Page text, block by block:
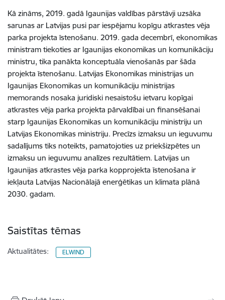
Kā zināms, 2019. gadā Igaunijas valdības pārstāvji uzsāka
sarunas ar Latvijas pusi par iespējamu kopīgu atkrastes vēja
parka projekta īstenošanu. 2019. gada decembrī, ekonomikas
ministram tiekoties ar Igaunijas ekonomikas un komunikāciju
ministru, tika panākta konceptuāla vienošanās par šāda
projekta īstenošanu. Latvijas Ekonomikas ministrijas un
Igaunijas Ekonomikas un komunikāciju ministrijas
memorands nosaka juridiski nesaistošu ietvaru kopīgai
atkrastes vēja parka projekta pārvaldībai un finansēšanai
starp Igaunijas Ekonomikas un komunikāciju ministriju un
Latvijas Ekonomikas ministriju. Precīzs izmaksu un ieguvumu
sadalījums tiks noteikts, pamatojoties uz priekšizpētes un
izmaksu un ieguvumu analīzes rezultātiem. Latvijas un
Igaunijas atkrastes vēja parka kopprojekta īstenošana ir
iekļauta Latvijas Nacionālajā enerģētikas un klimata plānā
2030. gadam.
Saistītas tēmas
Aktualitātes: ELWIND